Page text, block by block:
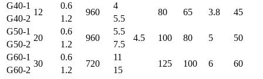
G40-1
12
0.6
960
4
80 65 3.8 45
G40-2 1.2
5.5
G50-1
20
0.6
960
5.5
4.5 100 80 5 50
G50-2 1.2
7.5
G60-1
30
0.6
720
11
125 100 6 60
G60-2 1.2
15